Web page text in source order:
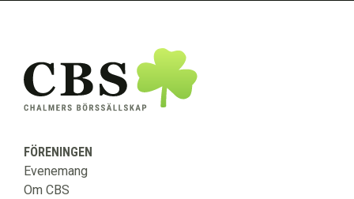
FÖRENINGEN
Evenemang
Om CBS